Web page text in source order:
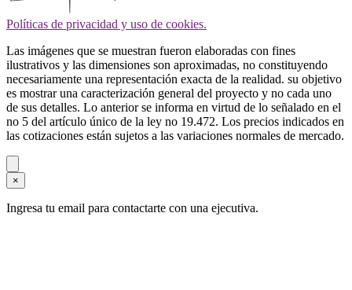
Políticas de privacidad y uso de cookies.
Las imágenes que se muestran fueron elaboradas con fines
ilustrativos y las dimensiones son aproximadas, no constituyendo
necesariamente una representación exacta de la realidad. su objetivo
es mostrar una caracterización general del proyecto y no cada uno
de sus detalles. Lo anterior se informa en virtud de lo señalado en el
no 5 del artículo único de la ley no 19.472. Los precios indicados en
las cotizaciones están sujetos a las variaciones normales de mercado.
×
Ingresa tu email para contactarte con una ejecutiva.